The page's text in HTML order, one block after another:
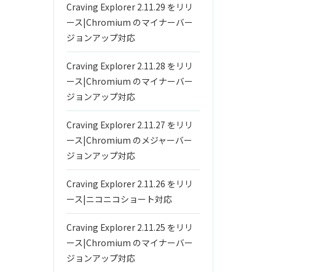
Craving Explorer 2.11.29 をリリ
ース|Chromium のマイナーバー
ジョンアップ対応
Craving Explorer 2.11.28 をリリ
ース|Chromium のマイナーバー
ジョンアップ対応
Craving Explorer 2.11.27 をリリ
ース|Chromium のメジャーバー
ジョンアップ対応
Craving Explorer 2.11.26 をリリ
ース|ニコニコショート対応
Craving Explorer 2.11.25 をリリ
ース|Chromium のマイナーバー
ジョンアップ対応